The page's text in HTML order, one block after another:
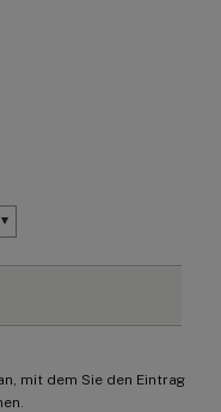
mit dem Sie den Eintrag